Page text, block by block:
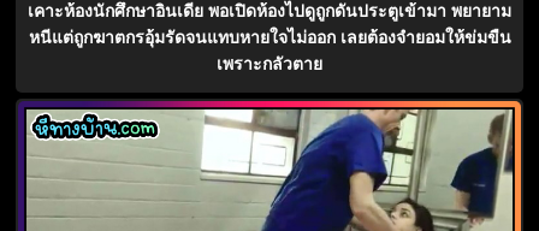
เคาะห้องนักศึกษาอินเดีย พอเปิดห้องไปดูถูกดันประตูเข้ามา พยายาม
หนีแต่ถูกฆาตกรอุ้มรัดจนแทบหายใจไม่ออก เลยต้องจำยอมให้ข่มขืน
เพราะกลัวตาย